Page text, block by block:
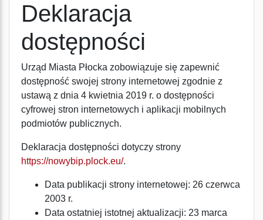
Deklaracja
dostępności
Urząd Miasta Płocka zobowiązuje się zapewnić
dostępność swojej strony internetowej zgodnie z
ustawą z dnia 4 kwietnia 2019 r. o dostępności
cyfrowej stron internetowych i aplikacji mobilnych
podmiotów publicznych.
Deklaracja dostępności dotyczy strony
https://nowybip.plock.eu/.
Data publikacji strony internetowej: 26 czerwca
2003 r.
Data ostatniej istotnej aktualizacji: 23 marca